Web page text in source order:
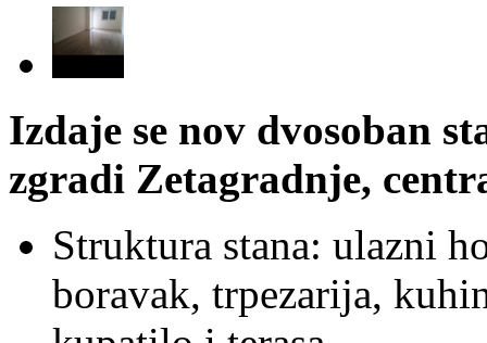
Izdaje se nov dvosoban
zgradi Zetagradnje,
Struktura stana: ulazni
boravak, trpezarija,